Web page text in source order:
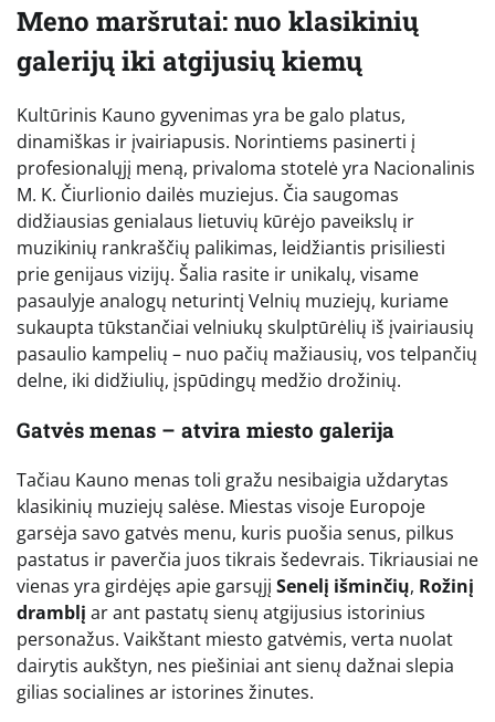
Meno maršrutai: nuo klasikinių
galerijų iki atgijusių kiemų
Kultūrinis Kauno gyvenimas yra be galo platus,
dinamiškas ir įvairiapusis. Norintiems pasinerti į
profesionalųjį meną, privaloma stotelė yra Nacionalinis
M. K. Čiurlionio dailės muziejus. Čia saugomas
didžiausias genialaus lietuvių kūrėjo paveikslų ir
muzikinių rankraščių palikimas, leidžiantis prisiliesti
prie genijaus vizijų. Šalia rasite ir unikalų, visame
pasaulyje analogų neturintį Velnių muziejų, kuriame
sukaupta tūkstančiai velniukų skulptūrėlių iš įvairiausių
pasaulio kampelių – nuo pačių mažiausių, vos telpančių
delne, iki didžiulių, įspūdingų medžio drožinių.
Gatvės menas – atvira miesto galerija
Tačiau Kauno menas toli gražu nesibaigia uždarytas
klasikinių muziejų salėse. Miestas visoje Europoje
garsėja savo gatvės menu, kuris puošia senus, pilkus
pastatus ir paverčia juos tikrais šedevrais. Tikriausiai ne
vienas yra girdėjęs apie garsųjį Senelį išminčių, Rožinį
dramblį ar ant pastatų sienų atgijusius istorinius
personažus. Vaikštant miesto gatvėmis, verta nuolat
dairytis aukštyn, nes piešiniai ant sienų dažnai slepia
gilias socialines ar istorines žinutes.